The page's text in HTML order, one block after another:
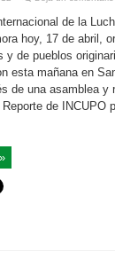
de la
hoy, 17 de abril,
y de pueblos
esta mañana en
de una asamblea y
de INCUPO